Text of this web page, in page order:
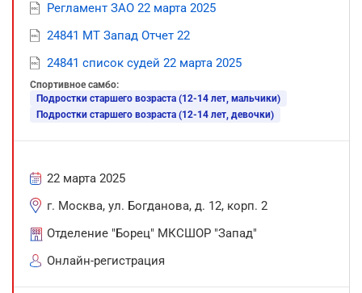
Регламент ЗАО 22 марта 2025
24841 МТ Запад Отчет 22
24841 список судей 22 марта 2025
Спортивное самбо:
Подростки старшего возраста (12-14 лет, мальчики)
Подростки старшего возраста (12-14 лет, девочки)
22 марта 2025
г. Москва, ул. Богданова, д. 12, корп. 2
Отделение "Борец" МКСШОР "Запад"
Онлайн-регистрация